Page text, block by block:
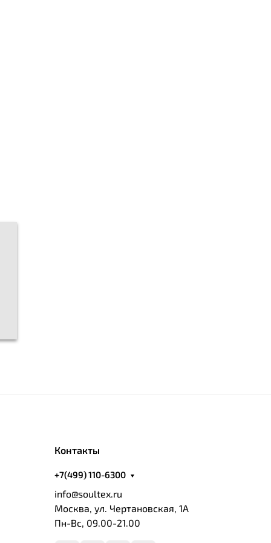
Контакты
+7(499) 110-6300
info@soultex.ru
Москва, ул. Чертановская, 1А
Пн-Вс, 09.00-21.00